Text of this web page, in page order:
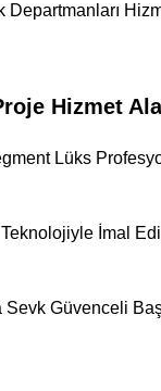
Hizmet
Lüks
İmal
Sevk Güvenceli